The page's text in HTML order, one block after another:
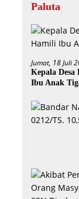
Paluta
Jumat, 18 Juli
Kepala
Ibu Anak